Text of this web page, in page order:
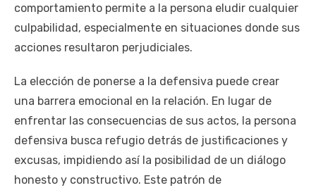
comportamiento permite a la persona eludir cualquier
culpabilidad, especialmente en situaciones donde sus
acciones resultaron perjudiciales.
La elección de ponerse a la defensiva puede crear
una barrera emocional en la relación. En lugar de
enfrentar las consecuencias de sus actos, la persona
defensiva busca refugio detrás de justificaciones y
excusas, impidiendo así la posibilidad de un diálogo
honesto y constructivo. Este patrón de